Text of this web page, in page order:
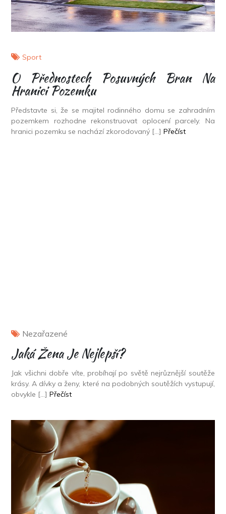
Sport
O Přednostech Posuvných Bran Na
Hranici Pozemku
Představte si, že se majitel rodinného domu se zahradním
pozemkem rozhodne rekonstruovat oplocení parcely. Na
hranici pozemku se nachází zkorodovaný […] Přečíst
Nezařazené
Jaká Žena Je Nejlepší?
Jak všichni dobře víte, probíhají po světě nejrůznější soutěže
krásy. A dívky a ženy, které na podobných soutěžích vystupují,
obvykle […] Přečíst